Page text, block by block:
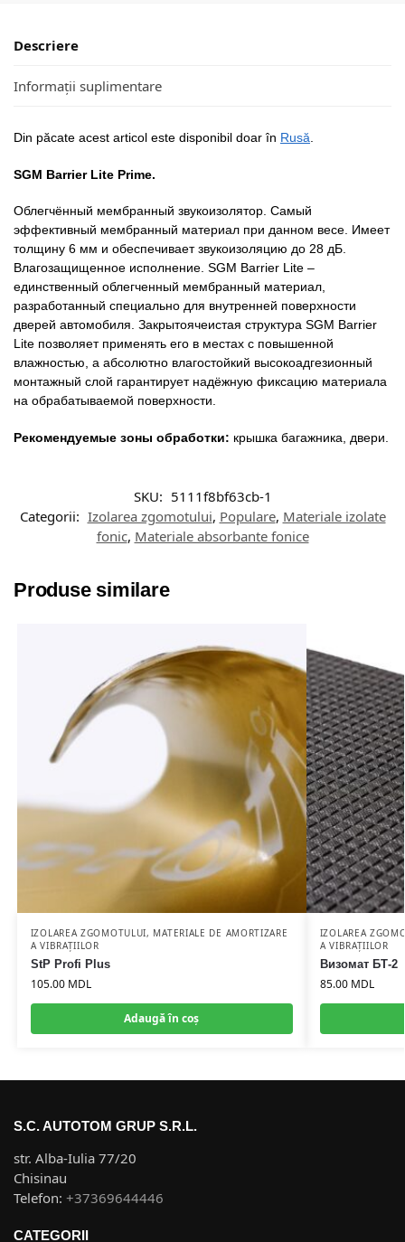
Descriere
Informații suplimentare
Din păcate acest articol este disponibil doar în Rusă.
SGM Barrier Lite Prime.
Облегчённый мембранный звукоизолятор. Самый
эффективный мембранный материал при данном весе. Имеет
толщину 6 мм и обеспечивает звукоизоляцию до 28 дБ.
Влагозащищенное исполнение. SGM Barrier Lite –
единственный облегченный мембранный материал,
разработанный специально для внутренней поверхности
дверей автомобиля. Закрытоячеистая структура SGM Barrier
Lite позволяет применять его в местах с повышенной
влажностью, а абсолютно влагостойкий высокоадгезионный
монтажный слой гарантирует надёжную фиксацию материала
на обрабатываемой поверхности.
Рекомендуемые зоны обработки: крышка багажника, двери.
SKU: 5111f8bf63cb-1
Categorii: Izolarea zgomotului, Populare, Materiale izolate
fonic, Materiale absorbante fonice
Produse similare
IZOLAREA ZGOMOTULUI, MATERIALE DE AMORTIZARE
A VIBRAȚIILOR
StP Profi Plus
105.00 MDL
Adaugă în coș
IZOLAREA
A VIBRAȚIILOR
Визомат БТ-2
85.00 MDL
S.C. AUTOTOM GRUP S.R.L.
str. Alba-Iulia 77/20
Chisinau
Telefon: +37369644446
CATEGORII